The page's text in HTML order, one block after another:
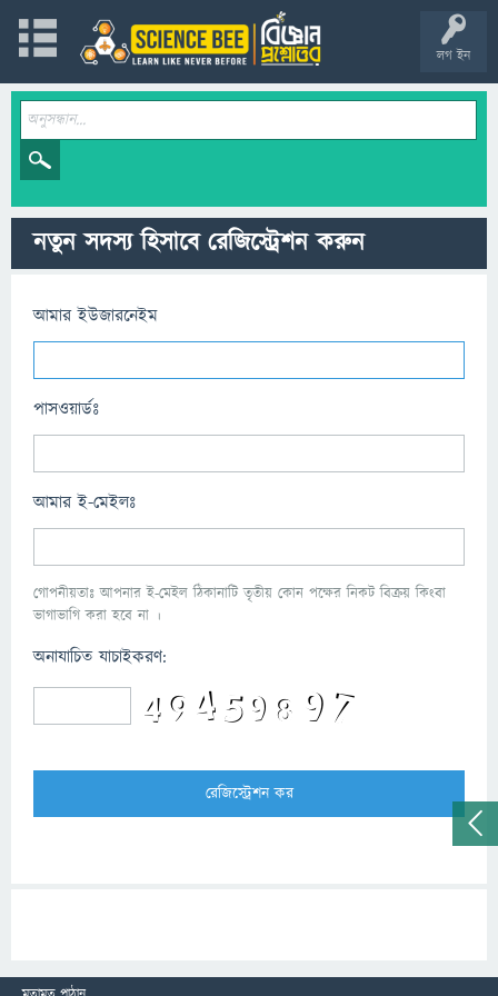
লগ ইন
নতুন সদস্য হিসাবে রেজিস্ট্রেশন করুন
আমার ইউজারনেইম
পাসওয়ার্ডঃ
আমার ই-মেইলঃ
গোপনীয়তাঃ আপনার ই-মেইল ঠিকানাটি তৃতীয় কোন পক্ষের নিকট বিক্রয় কিংবা
ভাগাভাগি করা হবে না ।
অনাযাচিত যাচাইকরণ: